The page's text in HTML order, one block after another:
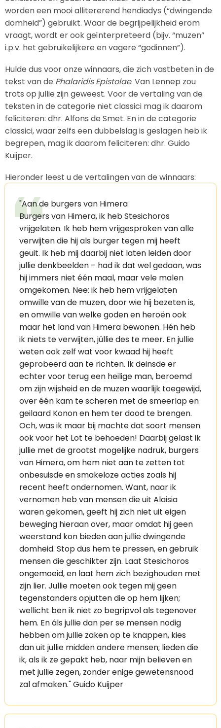
worden een mooi allitererend hendiadys (“dwingende
domheid”) gebruikt. Waar de begrijpelijkheid erom
vraagt, wordt er ook geïnterpreteerd (bijv. “muzen”
i.p.v. het gebruikelijkere en vagere “godinnen”).
Hulde dus voor onze winnaars, die zich vastbeten in de
tekst van de Phalaridis Epistolae. Van Lennep zou
trots op jullie zijn geweest. Voor de vertaling van de
teksten in de categorie niet classici mag ik daarom
feliciteren: dhr. Alfons de Smet. En in de categorie
classici, waar zelfs een dubbelslag is geslagen heb ik
begrepen, mag ik daarom feliciteren: dhr. Guido
Kuijper.
Hieronder leest u de vertalingen van de winnaars:
"Aan de burgers van Himera
Burgers van Himera, ik heb Stesichoros
vrijgelaten. Ik heb hem vrijgesproken van alle
verwijten die hij als burger tegen mij heeft
geuit. Ik heb mij daarbij niet laten leiden door
jullie denkbeelden – had ik dat wel gedaan, was
hij immers niet één maal, maar vele malen
omgekomen. Nee: ik heb hem vrijgelaten
omwille van de muzen, door wie hij bezeten is,
en omwille van welke goden en heroën ook
maar het land van Himera bewonen. Hén heb
ik niets te verwijten, júllie des te meer. En jullie
weten ook zelf wat voor kwaad hij heeft
geprobeerd aan te richten. Ik deinsde er
echter voor terug een heilige man, beroemd
om zijn wijsheid en de muzen waarlijk toegewijd,
over één kam te scheren met de smeerlap en
geilaard Konon en hem ter dood te brengen.
Och, was ik maar bij machte dat soort mensen
ook voor het Lot te behoeden! Daarbij gelast ik
jullie met de grootst mogelijke nadruk, burgers
van Himera, om hem niet aan te zetten tot
onbesuisde en smakeloze acties zoals hij
recent heeft ondernomen. Want, naar ik
vernomen heb van mensen die uit Alaisia
waren gekomen, geeft hij zich niet uit eigen
beweging hieraan over, maar omdat hij geen
weerstand kon bieden aan jullie dwingende
domheid. Stop dus hem te pressen, en gebruik
mensen die geschikter zijn. Laat Stesichoros
ongemoeid, en laat hem zich bezighouden met
zijn lier. Jullie moeten ook tegen mij geen
tegenstanders opjutten die op hem lijken;
wellicht ben ik niet zo begripvol als tegenover
hem. En áls jullie dan per se mensen nodig
hebben om jullie zaken op te knappen, kies
dan uit jullie midden andere mensen; lieden die
ik, als ik ze gepakt heb, naar mijn believen en
met jullie zegen, zonder enige gewetensnood
zal afmaken." Guido Kuijper